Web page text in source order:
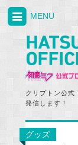
クリプトン公式
発信します！
MENU
グッズ